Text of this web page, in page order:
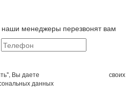
менеджеры перезвонят вам
Вы даете
своих
данных